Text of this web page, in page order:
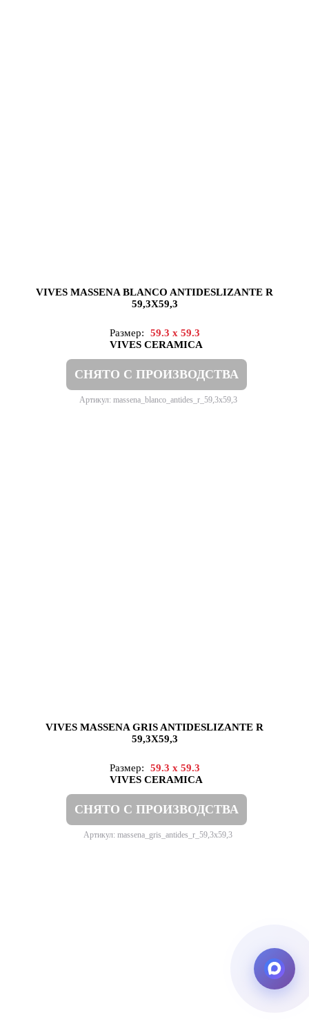
VIVES MASSENA BLANCO ANTIDESLIZANTE R
59,3X59,3
Размер:
59.3 x 59.3
VIVES CERAMICA
СНЯТО С ПРОИЗВОДСТВА
Артикул: massena_blanco_antides_r_59,3x59,3
VIVES MASSENA GRIS ANTIDESLIZANTE R
59,3X59,3
Размер:
59.3 x 59.3
VIVES CERAMICA
СНЯТО С ПРОИЗВОДСТВА
Артикул: massena_gris_antides_r_59,3x59,3